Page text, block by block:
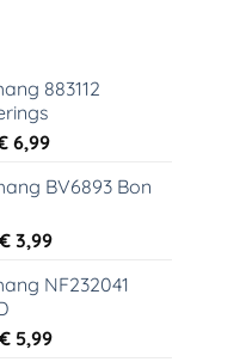
883112
6,99Huidige
is:
BV6893 Bon
Oorspronkelijke
29,95.
€ 3,99Huidige
is:
NF232041
Oorspronkelijke
€ 5,99Huidige